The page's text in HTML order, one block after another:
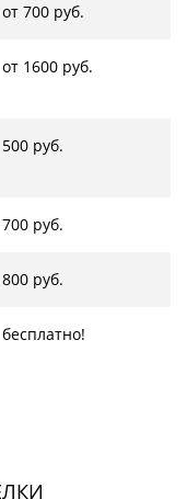
от 700 руб.
от 1600 руб.
500 руб.
700 руб.
800 руб.
бесплатно!